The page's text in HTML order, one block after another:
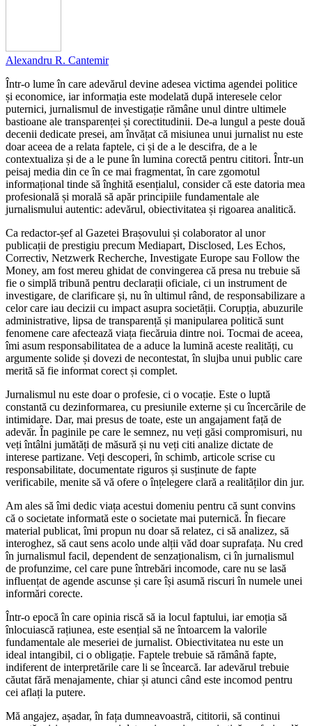
Alexandru R. Cantemir
Într-o lume în care adevărul devine adesea victima agendei politice
și economice, iar informația este modelată după interesele celor
puternici, jurnalismul de investigație rămâne unul dintre ultimele
bastioane ale transparenței și corectitudinii. De-a lungul a peste două
decenii dedicate presei, am învățat că misiunea unui jurnalist nu este
doar aceea de a relata faptele, ci și de a le descifra, de a le
contextualiza și de a le pune în lumina corectă pentru cititori. Într-un
peisaj media din ce în ce mai fragmentat, în care zgomotul
informațional tinde să înghită esențialul, consider că este datoria mea
profesională și morală să apăr principiile fundamentale ale
jurnalismului autentic: adevărul, obiectivitatea și rigoarea analitică.
Ca redactor-șef al Gazetei Brașovului și colaborator al unor
publicații de prestigiu precum Mediapart, Disclosed, Les Echos,
Correctiv, Netzwerk Recherche, Investigate Europe sau Follow the
Money, am fost mereu ghidat de convingerea că presa nu trebuie să
fie o simplă tribună pentru declarații oficiale, ci un instrument de
investigare, de clarificare și, nu în ultimul rând, de responsabilizare a
celor care iau decizii cu impact asupra societății. Corupția, abuzurile
administrative, lipsa de transparență și manipularea politică sunt
fenomene care afectează viața fiecăruia dintre noi. Tocmai de aceea,
îmi asum responsabilitatea de a aduce la lumină aceste realități, cu
argumente solide și dovezi de necontestat, în slujba unui public care
merită să fie informat corect și complet.
Jurnalismul nu este doar o profesie, ci o vocație. Este o luptă
constantă cu dezinformarea, cu presiunile externe și cu încercările de
intimidare. Dar, mai presus de toate, este un angajament față de
adevăr. În paginile pe care le semnez, nu veți găsi compromisuri, nu
veți întâlni jumătăți de măsură și nu veți citi analize dictate de
interese partizane. Veți descoperi, în schimb, articole scrise cu
responsabilitate, documentate riguros și susținute de fapte
verificabile, menite să vă ofere o înțelegere clară a realităților din jur.
Am ales să îmi dedic viața acestui domeniu pentru că sunt convins
că o societate informată este o societate mai puternică. În fiecare
material publicat, îmi propun nu doar să relatez, ci să analizez, să
interoghez, să caut sens acolo unde alții văd doar suprafața. Nu cred
în jurnalismul facil, dependent de senzaționalism, ci în jurnalismul
de profunzime, cel care pune întrebări incomode, care nu se lasă
influențat de agende ascunse și care își asumă riscuri în numele unei
informări corecte.
Într-o epocă în care opinia riscă să ia locul faptului, iar emoția să
înlocuiască rațiunea, este esențial să ne întoarcem la valorile
fundamentale ale meseriei de jurnalist. Obiectivitatea nu este un
ideal intangibil, ci o obligație. Faptele trebuie să rămână fapte,
indiferent de interpretările care li se încearcă. Iar adevărul trebuie
căutat fără menajamente, chiar și atunci când este incomod pentru
cei aflați la putere.
Mă angajez, așadar, în fața dumneavoastră, cititorii, să continui